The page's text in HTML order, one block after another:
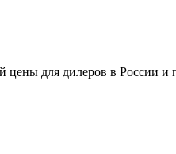
цены для дилеров в России и